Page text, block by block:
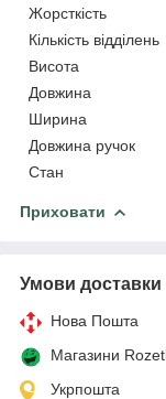
Жорсткість
Кількість відділень
Висота
Довжина
Ширина
Довжина ручок
Стан
Приховати
Умови доставки
Нова Пошта
Магазини
Укрпошта